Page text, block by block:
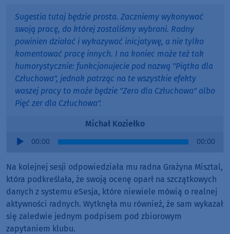
Sugestia tutaj będzie prosta. Zaczniemy wykonywać
swoją pracę, do której zostaliśmy wybrani. Radny
powinien działać i wykazywać inicjatywę, a nie tylko
komentować pracę innych. I na koniec może też tak
humorystycznie: funkcjonujecie pod nazwą "Piątka dla
Człuchowa", jednak patrząc na te wszystkie efekty
waszej pracy to może będzie "Zero dla Człuchowa" albo
Pięć zer dla Człuchowa".
Michał Koziełko
Audio
00:00 00:00
Na kolejnej sesji odpowiedziała mu radna Grażyna Misztal,
która podkreślała, że swoją ocenę oparł na szczątkowych
danych z systemu eSesja, które niewiele mówią o realnej
aktywności radnych. Wytknęła mu również, że sam wykazał
się zaledwie jednym podpisem pod zbiorowym
zapytaniem klubu.